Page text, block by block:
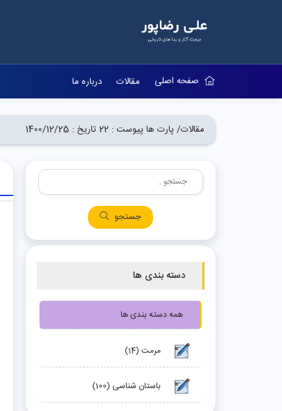
صفحه اصلی مقالات درباره ما
مقالات/ پارت ها پیوست : 22 تاریخ : 1400/12/25
جستجو
دسته بندی ها
همه دسته بندی ها
مرمت (14)
باستان شناسی (100)